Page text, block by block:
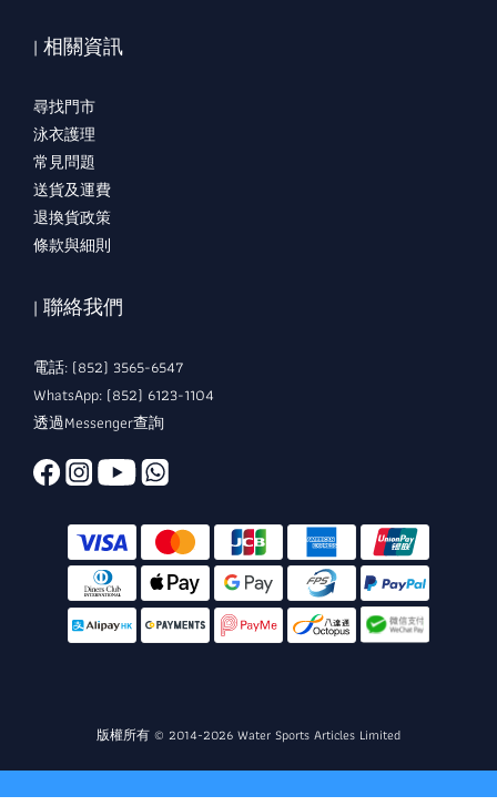
| 相關資訊
尋找門市
泳衣護理
常見問題
送貨及運費
退換貨政策
條款與細則
| 聯絡我們
電話: (852) 3565-6547
WhatsApp: (852) 6123-1104
透過Messenger查詢
版權所有 © 2014-2026 Water Sports Articles Limited